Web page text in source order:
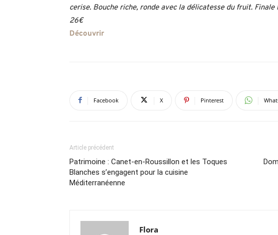
cerise. Bouche riche, ronde avec la délicatesse du fruit.
26€
Découvrir
Facebook X Pinterest
Article précédent
Patrimoine : Canet-en-Roussillon et les Toques
Blanches s’engagent pour la cuisine
Méditerranéenne
Flora